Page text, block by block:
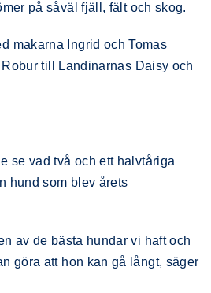
på såväl fjäll, fält och skog.
makarna Ingrid och Tomas
till Landinarnas Daisy och
se vad två och ett halvtåriga
hund som blev årets
av de bästa hundar vi haft och
göra att hon kan gå långt, säger